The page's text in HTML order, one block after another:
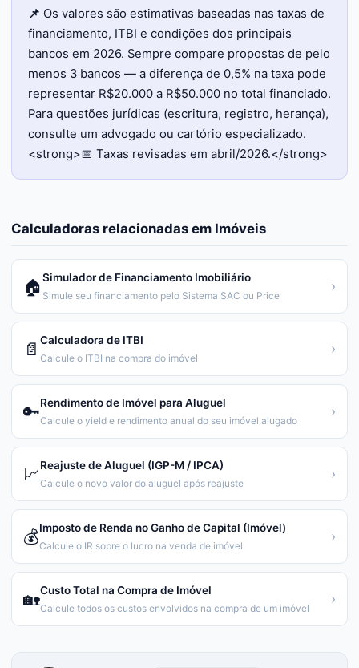
📌 Os valores são estimativas baseadas nas taxas de
financiamento, ITBI e condições dos principais
bancos em 2026. Sempre compare propostas de pelo
menos 3 bancos — a diferença de 0,5% na taxa pode
representar R$20.000 a R$50.000 no total financiado.
Para questões jurídicas (escritura, registro, herança),
consulte um advogado ou cartório especializado.
<strong>📅 Taxas revisadas em abril/2026.</strong>
Calculadoras relacionadas em Imóveis
🏠Simulador de Financiamento Imobiliário
Simule seu financiamento pelo Sistema SAC ou Price
›
📄 Calculadora de ITBI
Calcule o ITBI na compra do imóvel
›
🔑Rendimento de Imóvel para Aluguel
Calcule o yield e rendimento anual do seu imóvel alugado
›
📈Reajuste de Aluguel (IGP-M / IPCA)
Calcule o novo valor do aluguel após reajuste
›
💰Imposto de Renda no Ganho de Capital (Imóvel)
Calcule o IR sobre o lucro na venda de imóvel
›
🏡Custo Total na Compra de Imóvel
Calcule todos os custos envolvidos na compra de um imóvel
›